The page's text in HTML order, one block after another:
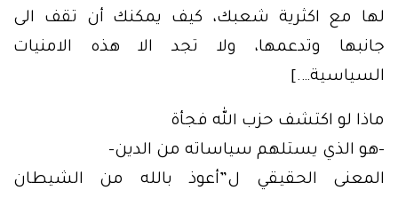
لها مع اكثرية شعبك، كيف يمكنك أن تقف الى
جانبها وتدعمها، ولا تجد الا هذه الامنيات
السياسية….]
ماذا لو اكتشف حزب الله فجأة
-هو الذي يستلهم سياساته من الدين-
المعنى الحقيقي ل”أعوذ بالله من الشيطان